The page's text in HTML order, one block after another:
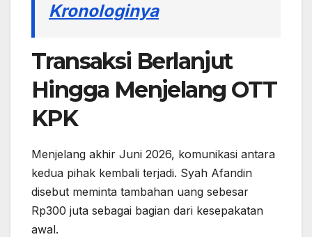
Kronologinya
Transaksi Berlanjut
Hingga Menjelang OTT
KPK
Menjelang akhir Juni 2026, komunikasi antara
kedua pihak kembali terjadi. Syah Afandin
disebut meminta tambahan uang sebesar
Rp300 juta sebagai bagian dari kesepakatan
awal.